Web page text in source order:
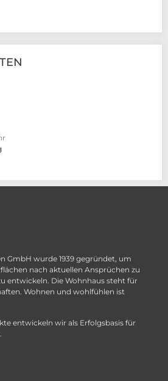
GmbH wurde 1939 gegründet, um
nach aktuellen Ansprüchen zu
entwickeln. Die Wohnhaus steht für
Wohnen und wohlfühlen ist
entwickeln wir als Erfolgsbasis für